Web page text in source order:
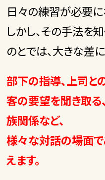
日々の練習が必要に
しかし、その手法を
のとでは、大きな差に
部下の指導、上司と
客の要望を聞き取る
族関係など、
様々な対話の場面
えます。